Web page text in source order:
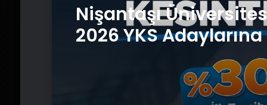
Nişantaşı
2026 YKS
Güvence: Sabit
Kesintisiz Burs